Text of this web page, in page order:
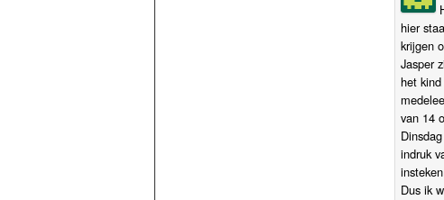
hier
krijgen
Jasper
het
van 14
indruk
Dus ik